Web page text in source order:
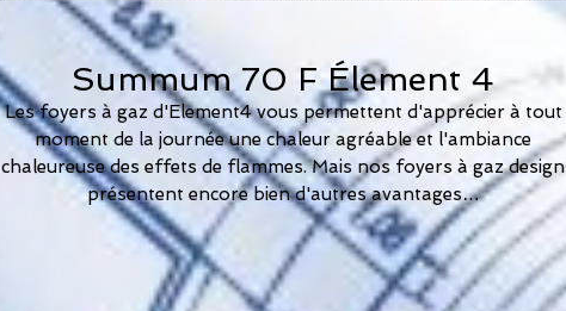
Summum 70 F Élement 4
Les foyers à gaz d'Element4 vous permettent d'apprécier à tout
moment de la journée une chaleur agréable et l'ambiance
chaleureuse des effets de flammes. Mais nos foyers à gaz design
présentent encore bien d'autres avantages…